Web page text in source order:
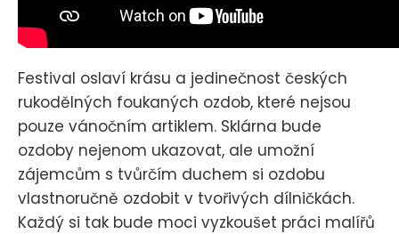
Festival oslaví krásu a jedinečnost českých
rukodělných foukaných ozdob, které nejsou
pouze vánočním artiklem. Sklárna bude
ozdoby nejenom ukazovat, ale umožní
zájemcům s tvůrčím duchem si ozdobu
vlastnoručně ozdobit v tvořivých dílničkách.
Každý si tak bude moci vyzkoušet práci malířů